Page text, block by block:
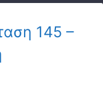
145 –